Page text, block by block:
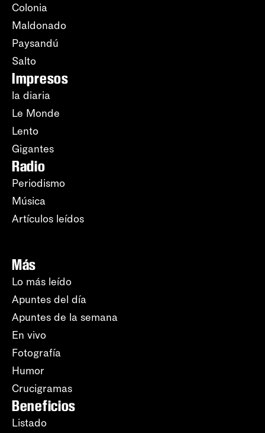
Colonia
Maldonado
Paysandú
Salto
Impresos
la diaria
Le Monde
Lento
Gigantes
Radio
Periodismo
Música
Artículos leídos
Más
Lo más leído
Apuntes del día
Apuntes de la semana
En vivo
Fotografía
Humor
Crucigramas
Beneficios
Listado